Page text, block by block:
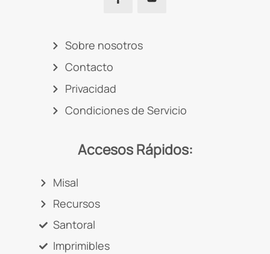
Sobre nosotros
Contacto
Privacidad
Condiciones de Servicio
Accesos Rápidos:
Misal
Recursos
Santoral
Imprimibles